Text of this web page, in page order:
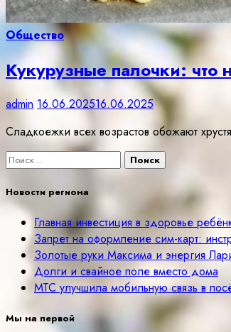
Общество
Кукурузные палочки: что
admin 16.06.202516.06.2025
Сладкоежки всех возрастов обожают
Найти:
Новости региона
Главная инвестиция в здоровье
Запрет на оформление сим-карт:
Золотые руки Максима и энергия
Долги и свайное поле вместо дома
МТС улучшила мобильную связь в
Мы на первой